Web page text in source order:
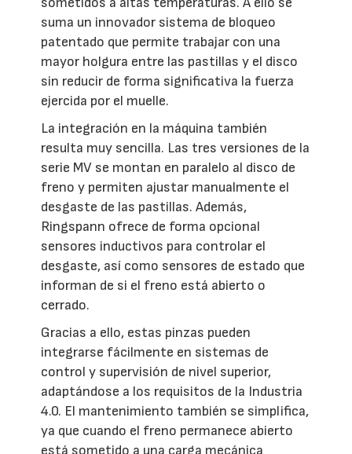
suma un innovador sistema de bloqueo
patentado que permite trabajar con una
mayor holgura entre las pastillas y el disco
sin reducir de forma significativa la fuerza
ejercida por el muelle.
La integración en la máquina también
resulta muy sencilla. Las tres versiones de la
serie MV se montan en paralelo al disco de
freno y permiten ajustar manualmente el
desgaste de las pastillas. Además,
Ringspann ofrece de forma opcional
sensores inductivos para controlar el
desgaste, así como sensores de estado que
informan de si el freno está abierto o
cerrado.
Gracias a ello, estas pinzas pueden
integrarse fácilmente en sistemas de
control y supervisión de nivel superior,
adaptándose a los requisitos de la Industria
4.0. El mantenimiento también se simplifica,
ya que cuando el freno permanece abierto
está sometido a una carga mecánica